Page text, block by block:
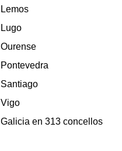
Lemos
Lugo
Ourense
Pontevedra
Santiago
Vigo
Galicia en 313 concellos